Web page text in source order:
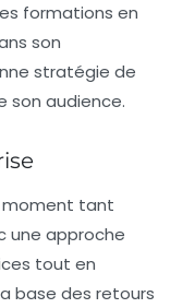
formations en
son
stratégie de
son audience.
moment tant
une approche
tout en
base des retours